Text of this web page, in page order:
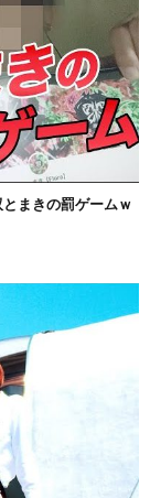
まきの罰ゲームｗ